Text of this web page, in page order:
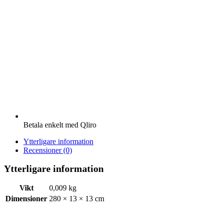
Betala enkelt med Qliro
Ytterligare information
Recensioner (0)
Ytterligare information
Vikt
0,009 kg
Dimensioner 280 × 13 × 13 cm